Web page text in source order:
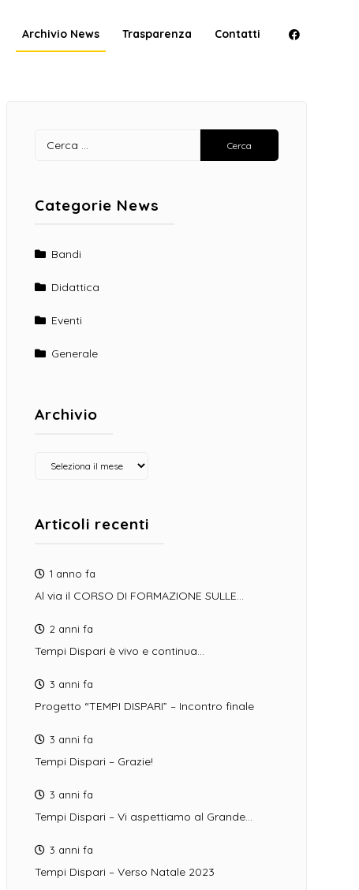
Facebook
Archivio News Trasparenza Contatti
Ricerca
per:
Categorie News
Bandi
Didattica
Eventi
Generale
Archivio
Archivio
Articoli recenti
1 anno fa
Al via il CORSO DI FORMAZIONE SULLE…
2 anni fa
Tempi Dispari è vivo e continua…
3 anni fa
Progetto “TEMPI DISPARI” – Incontro finale
3 anni fa
Tempi Dispari – Grazie!
3 anni fa
Tempi Dispari – Vi aspettiamo al Grande…
3 anni fa
Tempi Dispari – Verso Natale 2023